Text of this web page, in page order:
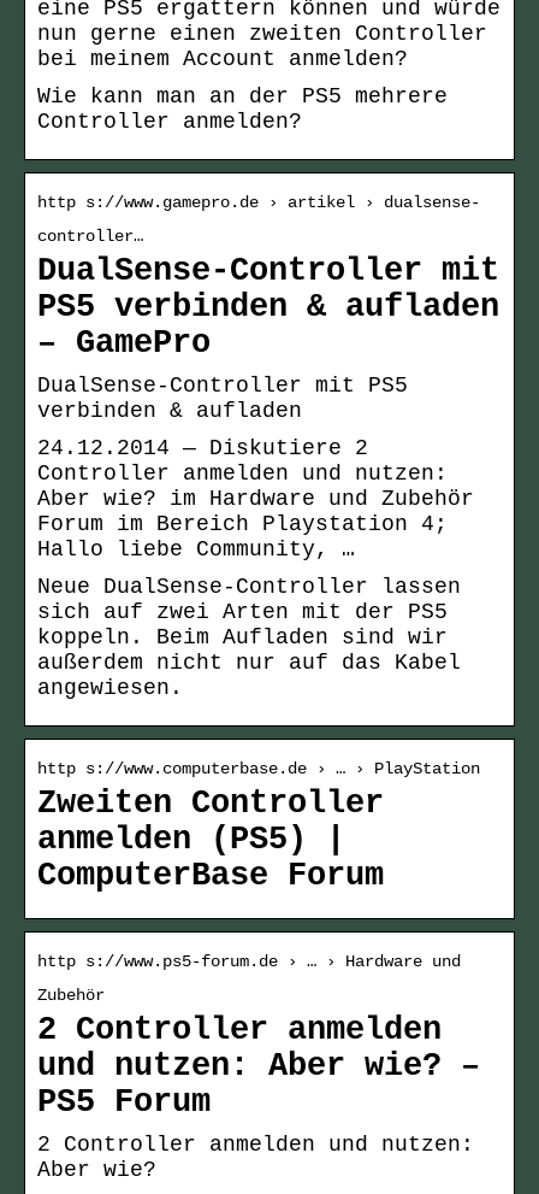
eine PS5 ergattern können und würde
nun gerne einen zweiten Controller
bei meinem Account anmelden?
Wie kann man an der PS5 mehrere
Controller anmelden?
http s://www.gamepro.de › artikel › dualsense-
controller…
DualSense-Controller mit
PS5 verbinden & aufladen
– GamePro
DualSense-Controller mit PS5
verbinden & aufladen
24.12.2014 — Diskutiere 2
Controller anmelden und nutzen:
Aber wie? im Hardware und Zubehör
Forum im Bereich Playstation 4;
Hallo liebe Community, …
Neue DualSense-Controller lassen
sich auf zwei Arten mit der PS5
koppeln. Beim Aufladen sind wir
außerdem nicht nur auf das Kabel
angewiesen.
http s://www.computerbase.de › … › PlayStation
Zweiten Controller
anmelden (PS5) |
ComputerBase Forum
http s://www.ps5-forum.de › … › Hardware und
Zubehör
2 Controller anmelden
und nutzen: Aber wie? –
PS5 Forum
2 Controller anmelden und nutzen:
Aber wie?